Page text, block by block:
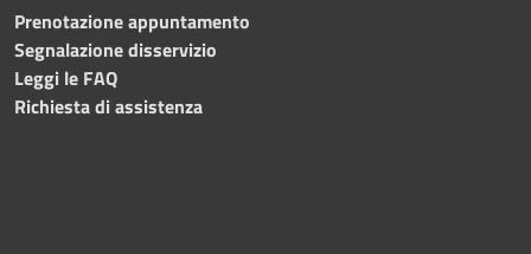
Prenotazione appuntamento
Segnalazione disservizio
Leggi le FAQ
Richiesta di assistenza